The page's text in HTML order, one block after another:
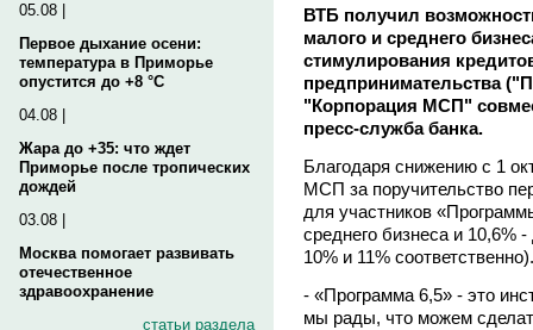
05.08 |
Первое дыхание осени:
температура в Приморье
опустится до +8 °C
04.08 |
Жара до +35: что ждет
Приморье после тропических
дождей
03.08 |
Москва помогает развивать
отечественное
здравоохранение
статьи раздела
ВТБ получил
малого и среднего
стимулирования
предпринимательства
"Корпорация МСП"
пресс-служба банка.
Благодаря снижению с 1
МСП за поручительство
для участников
среднего бизнеса и 10,6%
10% и 11% соответственно).
- «Программа 6,5» - это
мы рады, что можем